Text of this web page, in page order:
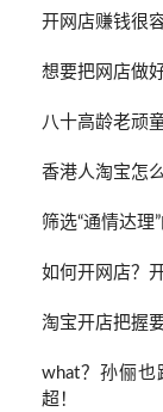
开网店赚钱很
想要把网店做
八十高龄老顽
香港人淘宝怎
筛选“通情达理
如何开网店？
淘宝开店把握
what？孙俪也
超！